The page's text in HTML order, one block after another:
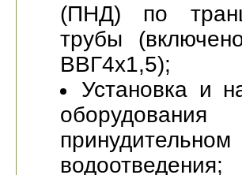
(ПНД) по
трубы
ВВГ4x1,5);
Установка и
водоотведения;